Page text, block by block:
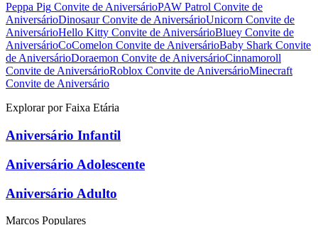
Peppa Pig Convite de AniversárioPAW Patrol Convite de
AniversárioDinosaur Convite de AniversárioUnicorn Convite de
AniversárioHello Kitty Convite de AniversárioBluey Convite de
AniversárioCoComelon Convite de AniversárioBaby Shark Convite
de AniversárioDoraemon Convite de AniversárioCinnamoroll
Convite de AniversárioRoblox Convite de AniversárioMinecraft
Convite de Aniversário
Explorar por Faixa Etária
Aniversário Infantil
Aniversário Adolescente
Aniversário Adulto
Marcos Populares